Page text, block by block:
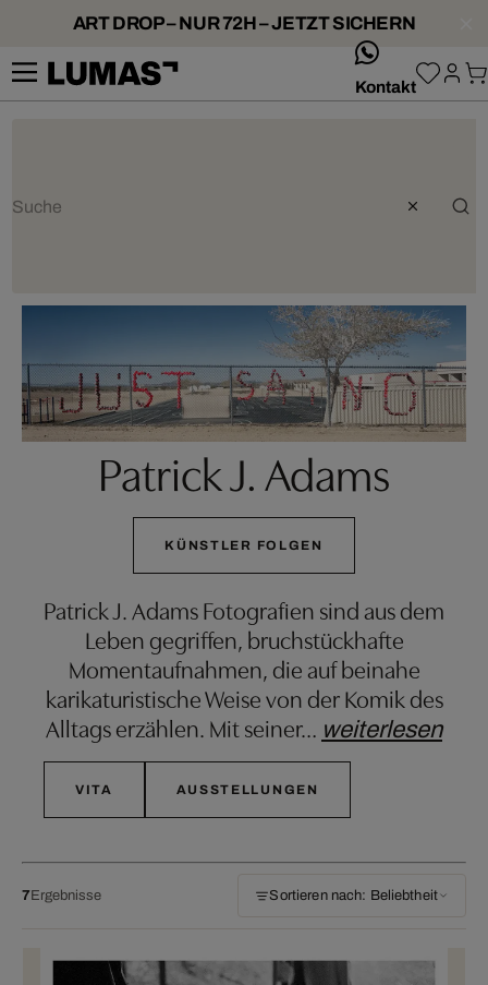
ART DROP – NUR 72H – JETZT SICHERN
Kontakt
Patrick J. Adams
KÜNSTLER FOLGEN
Patrick J. Adams Fotografien sind aus dem
Leben gegriffen, bruchstückhafte
Momentaufnahmen, die auf beinahe
karikaturistische Weise von der Komik des
Alltags erzählen. Mit seiner… weiterlesen
VITA AUSSTELLUNGEN
7Ergebnisse Sortieren nach: Beliebtheit